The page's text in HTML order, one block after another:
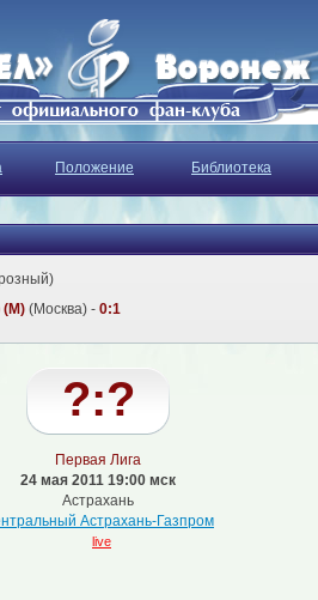
Положение Библиотека
(М) (Москва) - 0:1
?:?
Первая Лига
24 мая 2011 19:00 мск
Астрахань
Астрахань-Газпром
live